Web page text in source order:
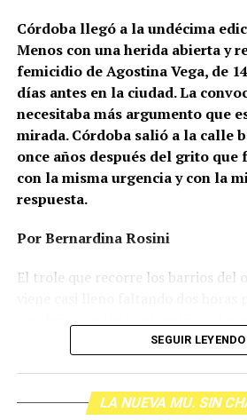
Gonzalo Giles,
Ganar la vida: La
Su hijo Ciro tenía 120 veces más
Viven en Pergamino, llamada “la
donde se encontraron pesticidas
Córdoba llegó a la undécima
Menos con una herida abierta y
femicidio de Agostina Vega, de
días antes en la ciudad. La
necesitaba más argumento que
mirada. Córdoba salió a la calle
once años después del grito que
con la misma urgencia y con la
respuesta.
Por Bernardina Rosini
El trole que recorre los barrios del
Agostina Vega, 14 años. Era fácil
atiende a su gente. Los que ocupan
SEGUIR LEYENDO
LA NUEVA MU. SIN